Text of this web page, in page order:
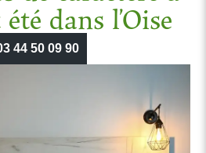
dans l’Oise
44 50 09 90